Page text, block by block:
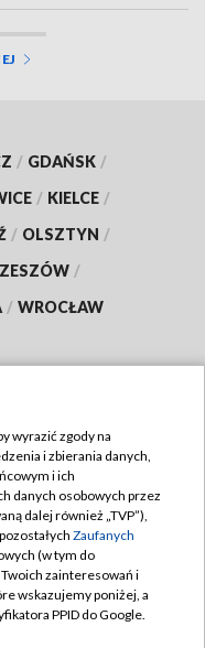
/ GDAŃSK /
/ KIELCE /
/ OLSZTYN /
/
/ WROCŁAW
wyrazić zgody na
i zbierania danych,
i ich
danych osobowych przez
dalej również „TVP”),
Zaufanych
(w tym do
zainteresowań i
wskazujemy poniżej, a
PPID do Google.